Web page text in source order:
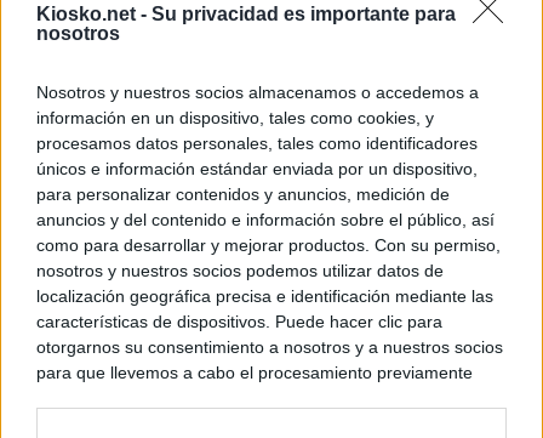
Kiosko.net - Su privacidad es importante para
nosotros
Nosotros y nuestros socios almacenamos o accedemos a
información en un dispositivo, tales como cookies, y
procesamos datos personales, tales como identificadores
únicos e información estándar enviada por un dispositivo,
para personalizar contenidos y anuncios, medición de
anuncios y del contenido e información sobre el público, así
como para desarrollar y mejorar productos. Con su permiso,
nosotros y nuestros socios podemos utilizar datos de
localización geográfica precisa e identificación mediante las
características de dispositivos. Puede hacer clic para
otorgarnos su consentimiento a nosotros y a nuestros socios
para que llevemos a cabo el procesamiento previamente